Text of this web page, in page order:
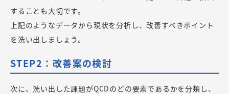
することも大切です。
上記のようなデータから現状を分析し、改善すべきポイント
を洗い出しましょう。
STEP2：改善案の検討
次に、洗い出した課題がQCDのどの要素であるかを分類し、